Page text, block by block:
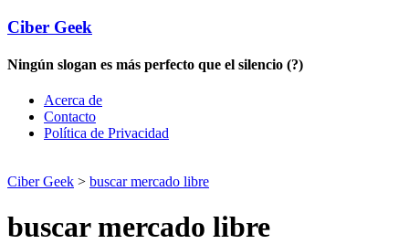
Ciber Geek
Ningún slogan es más perfecto que el silencio (?)
Acerca de
Contacto
Política de Privacidad
Ciber Geek > buscar mercado libre
buscar mercado libre